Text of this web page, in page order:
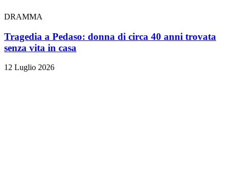
DRAMMA
Tragedia a Pedaso: donna di circa 40 anni trovata
senza vita in casa
12 Luglio 2026